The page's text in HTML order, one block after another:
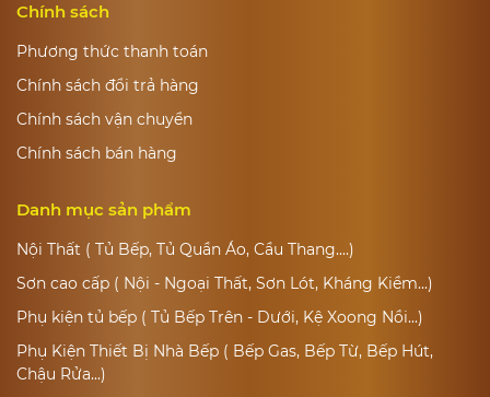
Chính sách
Phương thức thanh toán
Chính sách đổi trả hàng
Chính sách vận chuyển
Chính sách bán hàng
Danh mục sản phẩm
Nội Thất ( Tủ Bếp, Tủ Quần Áo, Cầu Thang....)
Sơn cao cấp ( Nội - Ngoại Thất, Sơn Lót, Kháng Kiềm...)
Phụ kiện tủ bếp ( Tủ Bếp Trên - Dưới, Kệ Xoong Nồi...)
Phụ Kiện Thiết Bị Nhà Bếp ( Bếp Gas, Bếp Từ, Bếp Hút,
Chậu Rửa...)